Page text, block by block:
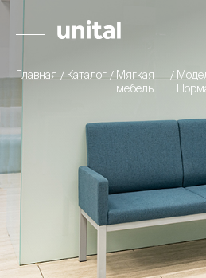
Главная Каталог
Мягкая
мебель